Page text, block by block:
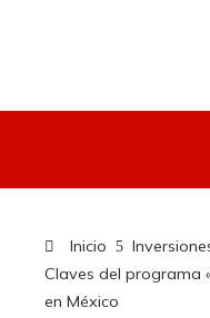
Inicio
Claves del programa
en México